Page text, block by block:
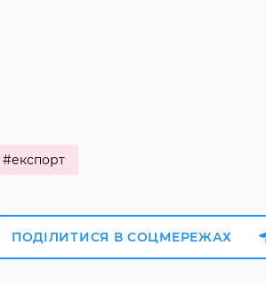
#експорт
ПОДІЛИТИСЯ В СОЦМЕРЕЖАХ